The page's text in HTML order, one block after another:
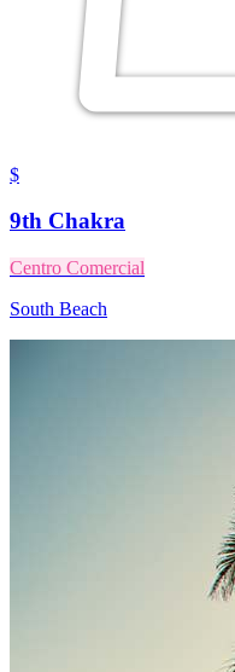
$
9th Chakra
Centro Comercial
South Beach